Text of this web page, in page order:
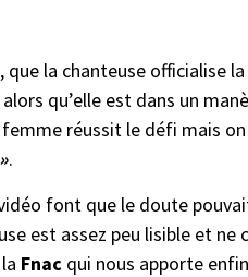
que la chanteuse officialise
qu’elle est dans un
femme réussit le défi mais
.
font que le doute
est assez peu lisible et
Fnac qui nous apporte